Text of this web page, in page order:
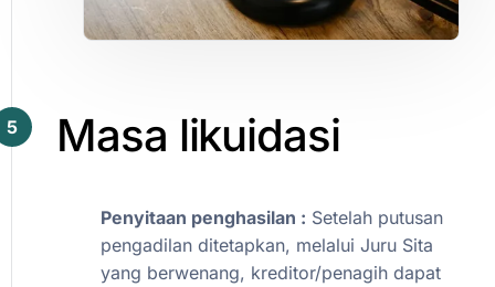
Masa likuidasi
5
Penyitaan penghasilan : Setelah putusan
pengadilan ditetapkan, melalui Juru Sita
yang berwenang, kreditor/penagih dapat